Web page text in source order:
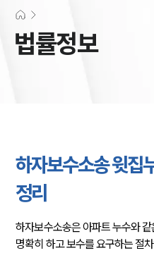
법률정보
하자보수소송 윗집
정리
하자보수소송은 아파트 누수와
명확히 하고 보수를 요구하는 절